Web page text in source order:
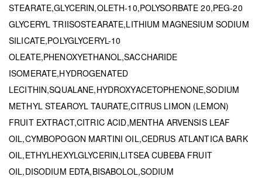
STEARATE,GLYCERIN,OLETH-10,POLYSORBATE 20,PEG-20
GLYCERYL TRIISOSTEARATE,LITHIUM MAGNESIUM SODIUM
SILICATE,POLYGLYCERYL-10
OLEATE,PHENOXYETHANOL,SACCHARIDE
ISOMERATE,HYDROGENATED
LECITHIN,SQUALANE,HYDROXYACETOPHENONE,SODIUM
METHYL STEAROYL TAURATE,CITRUS LIMON (LEMON)
FRUIT EXTRACT,CITRIC ACID,MENTHA ARVENSIS LEAF
OIL,CYMBOPOGON MARTINI OIL,CEDRUS ATLANTICA BARK
OIL,ETHYLHEXYLGLYCERIN,LITSEA CUBEBA FRUIT
OIL,DISODIUM EDTA,BISABOLOL,SODIUM